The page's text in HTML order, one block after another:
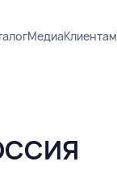
МедиаКлиентам